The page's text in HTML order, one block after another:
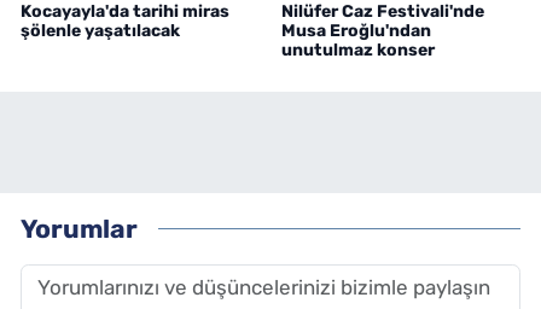
Kocayayla'da tarihi miras
şölenle yaşatılacak
Nilüfer Caz Festivali'nde
Musa Eroğlu'ndan
unutulmaz konser
Yorumlar